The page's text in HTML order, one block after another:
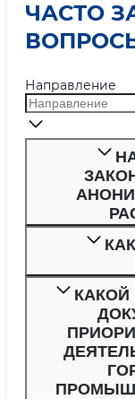
ЧАСТО
Направление